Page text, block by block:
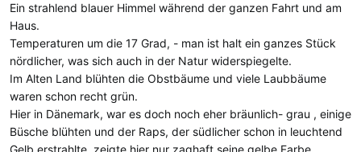
Ein strahlend blauer Himmel während der ganzen Fahrt und am
Haus.
Temperaturen um die 17 Grad, - man ist halt ein ganzes Stück
nördlicher, was sich auch in der Natur widerspiegelte.
Im Alten Land blühten die Obstbäume und viele Laubbäume
waren schon recht grün.
Hier in Dänemark, war es doch noch eher bräunlich- grau , einige
Büsche blühten und der Raps, der südlicher schon in leuchtend
Gelb erstrahlte, zeigte hier nur zaghaft seine gelbe Farbe.